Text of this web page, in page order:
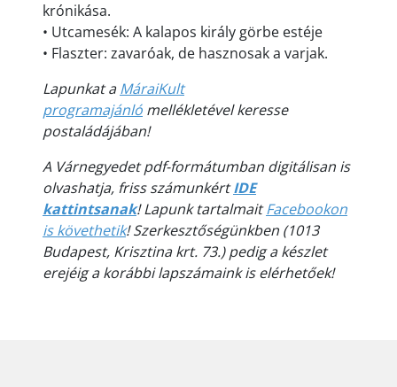
krónikása.
• Utcamesék: A kalapos király görbe estéje
• Flaszter: zavaróak, de hasznosak a varjak.
Lapunkat aMáraiKult
programajánló mellékletével keresse
postaládájában!
A Várnegyedet pdf-formátumban digitálisan is
olvashatja, friss számunkértIDE
kattintsanak!Lapunk tartalmaitFacebookon
is követhetik!Szerkesztőségünkben (1013
Budapest, Krisztina krt. 73.) pedig a készlet
erejéig a korábbi lapszámaink is elérhetőek!